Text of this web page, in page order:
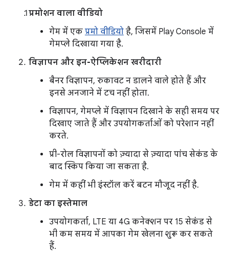
प्रमोशन वाला वीडियो
गेम में एक प्रमो वीडियो है, जिसमें Play Console में
गेमप्ले दिखाया गया है.
विज्ञापन और इन-ऐप्लिकेशन खरीदारी
बैनर विज्ञापन, रुकावट न डालने वाले होते हैं और
इनसे अनजाने में टच नहीं होता.
विज्ञापन, गेमप्ले में विज्ञापन दिखाने के सही समय पर
दिखाए जाते हैं और उपयोगकर्ताओं को परेशान नहीं
करते.
प्री-रोल विज्ञापनों को ज़्यादा से ज़्यादा पांच सेकंड के
बाद स्किप किया जा सकता है.
गेम में कहीं भी इंस्टॉल करें बटन मौजूद नहीं है.
डेटा का इस्तेमाल
उपयोगकर्ता, LTE या 4G कनेक्शन पर 15 सेकंड से
भी कम समय में आपका गेम खेलना शुरू कर सकते
हैं.